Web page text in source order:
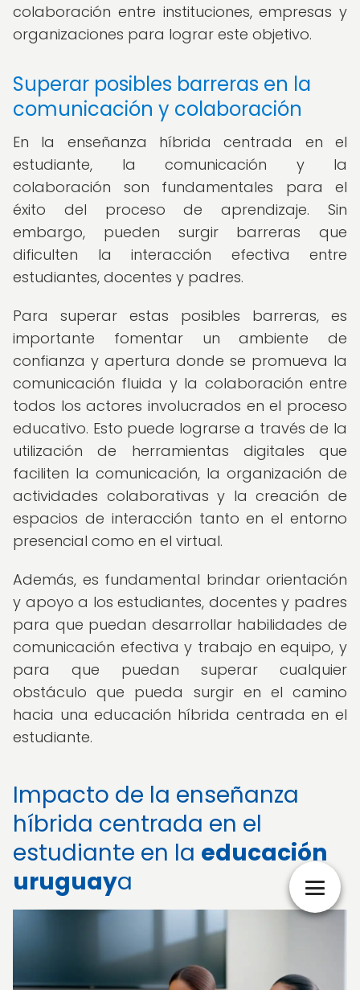
colaboración entre instituciones, empresas y
organizaciones para lograr este objetivo.
Superar posibles barreras en la
comunicación y colaboración
En la enseñanza híbrida centrada en el
estudiante, la comunicación y la
colaboración son fundamentales para el
éxito del proceso de aprendizaje. Sin
embargo, pueden surgir barreras que
dificulten la interacción efectiva entre
estudiantes, docentes y padres.
Para superar estas posibles barreras, es
importante fomentar un ambiente de
confianza y apertura donde se promueva la
comunicación fluida y la colaboración entre
todos los actores involucrados en el proceso
educativo. Esto puede lograrse a través de la
utilización de herramientas digitales que
faciliten la comunicación, la organización de
actividades colaborativas y la creación de
espacios de interacción tanto en el entorno
presencial como en el virtual.
Además, es fundamental brindar orientación
y apoyo a los estudiantes, docentes y padres
para que puedan desarrollar habilidades de
comunicación efectiva y trabajo en equipo, y
para que puedan superar cualquier
obstáculo que pueda surgir en el camino
hacia una educación híbrida centrada en el
estudiante.
Impacto de la enseñanza
híbrida centrada en el
estudiante en la educación
uruguaya